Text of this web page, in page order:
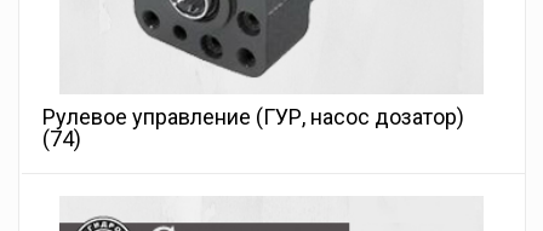
Рулевое управление (ГУР, насос дозатор)
(74)